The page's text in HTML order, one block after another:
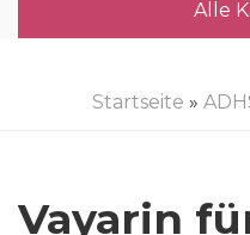
Alle
Startseite »
Vayarin